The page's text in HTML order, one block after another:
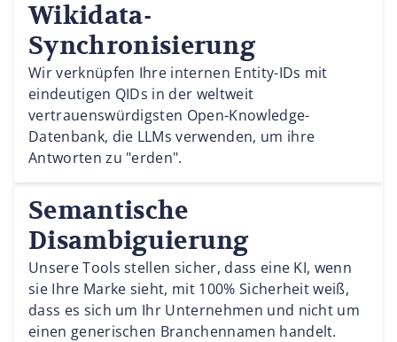
Wikidata-
Synchronisierung
Wir verknüpfen Ihre internen Entity-IDs mit
eindeutigen QIDs in der weltweit
vertrauenswürdigsten Open-Knowledge-
Datenbank, die LLMs verwenden, um ihre
Antworten zu "erden".
Semantische
Disambiguierung
Unsere Tools stellen sicher, dass eine KI, wenn
sie Ihre Marke sieht, mit 100% Sicherheit weiß,
dass es sich um Ihr Unternehmen und nicht um
einen generischen Branchennamen handelt.